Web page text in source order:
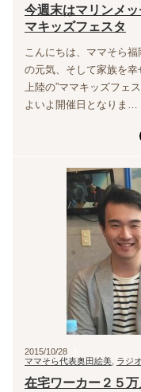
今週末はマリンメ
マキッズフェスタ
こんにちは、ママそら
の元気、そして家族を
上陸の”ママキッズフェ
よいよ開催日となりま…
2015/10/28
ママそら代表奥田絵美 ラジ
在宅ワーカー２５